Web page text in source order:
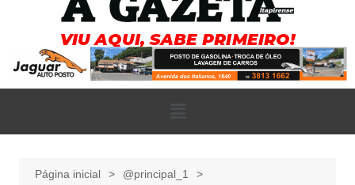
Página inicial
@principal_1